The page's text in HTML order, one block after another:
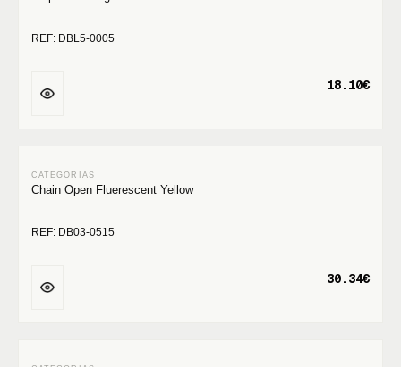
REF: DBL5-0005
18.10€
Chain Open Fluerescent Yellow
REF: DB03-0515
30.34€